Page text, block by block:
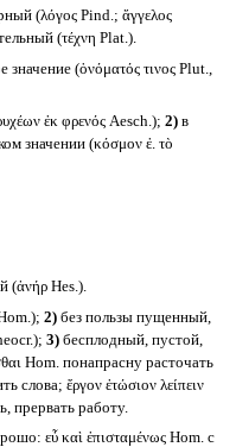
(λόγος Pind.; ἄγγελος
(τέχνη Plat.).
значение (ὀνόματός τινος Plut.,
ἐκ φρενός Aesch.); 2)в
значении (κόσμον ἐ. τὸ
(ἀνήρ Hes.).
2)без пользы пущенный,
3)бесплодный, пустой,
Hom. понапрасну расточать
слова; ἔργον ἐτώσιον λείπειν
прервать работу.
εὖ καὶ ἐπισταμένως Hom. с